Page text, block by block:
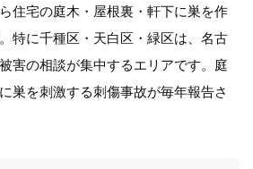
住宅の庭木・屋根裏・軒下に巣を作
特に千種区・天白区・緑区は、名古
害の相談が集中するエリアです。庭
巣を刺激する刺傷事故が毎年報告さ